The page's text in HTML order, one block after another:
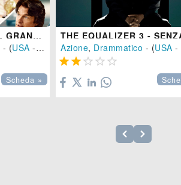
AIR - LA STORIA DEL GRANDE SALTO
- (USA - 2023
)
Scheda »
Azione, Drammatico - (USA -
    